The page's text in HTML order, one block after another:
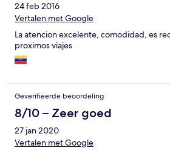
24 feb 2016
Vertalen met Google
La atencion excelente, comodidad, es
proximos viajes
Geverifieerde beoordeling
8/10 – Zeer goed
27 jan 2020
Vertalen met Google